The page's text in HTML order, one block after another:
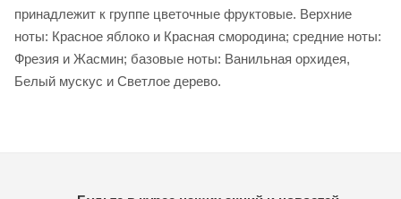
принадлежит к группе цветочные фруктовые. Верхние
ноты: Красное яблоко и Красная смородина; средние ноты:
Фрезия и Жасмин; базовые ноты: Ванильная орхидея,
Белый мускус и Светлое дерево.